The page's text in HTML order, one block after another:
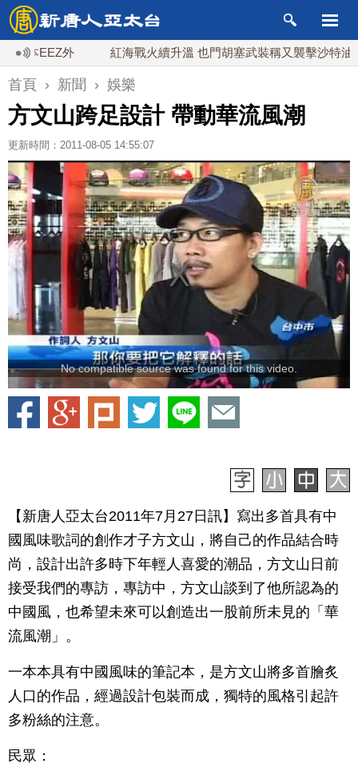
EEZ外 紅海戰火續升溫 也門胡塞武裝稱又襲擊沙特油輪
首頁 › 新聞 › 娛樂
方文山跨足設計 帶動華流風潮
更新時間：2011-08-05 14:55:07
No compatible source was found for this video.
【新唐人亞太台2011年7月27日訊】寫出多首具有中
國風味歌詞的創作才子方文山，將自己的作品結合時
尚，設計出許多時下年輕人喜愛的潮品，方文山日前
接受我們的專訪，專訪中，方文山談到了他所認為的
中國風，也希望未來可以創造出一股前所未見的「華
流風潮」。
一本本具有中國風味的筆記本，是方文山將多首膾炙
人口的作品，經過設計包裝而成，獨特的風格引起許
多粉絲的注意。
民眾：